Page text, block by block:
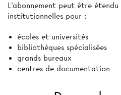
L’abonnement peut être étendu
institutionnelles pour :
écoles et universités
bibliothèques spécialisées
grands bureaux
centres de documentation